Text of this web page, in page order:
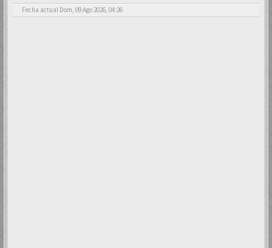
Fecha actual Dom, 09 Ago 2026, 04:26